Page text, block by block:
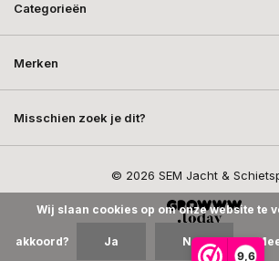
9,6
Categorieën
Merken
Misschien zoek je dit?
© 2026 SEM Jacht &
Wij slaan cookies op om onze website te
akkoord? Ja Nee